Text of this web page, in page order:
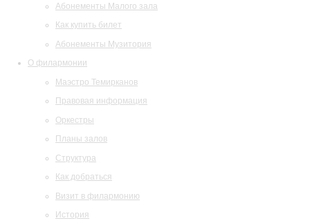
Абонементы Малого зала
Как купить билет
Абонементы Музитория
О филармонии
Маэстро Темирканов
Правовая информация
Оркестры
Планы залов
Структура
Как добраться
Визит в филармонию
История